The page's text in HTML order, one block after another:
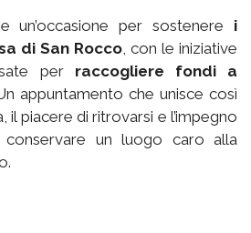
un’occasione per sostenere i
di San Rocco, con le iniziative
per raccogliere fondi a
appuntamento che unisce così
il piacere di ritrovarsi e l’impegno
un luogo caro alla